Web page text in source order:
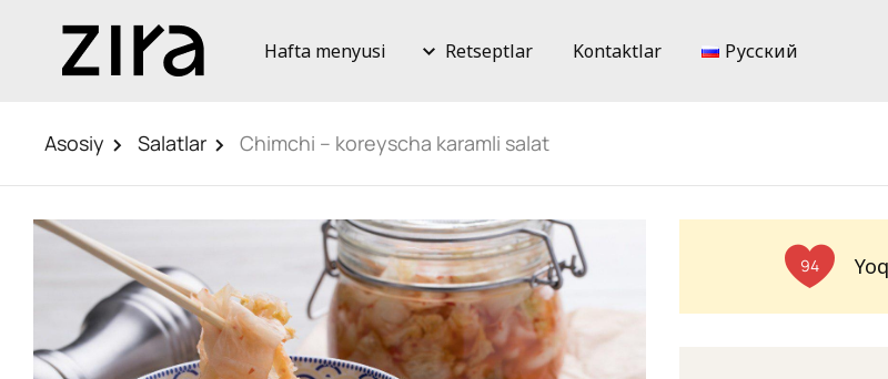
Hafta menyusi Retseptlar Kontaktlar Русский
Asosiy Salatlar Chimchi – koreyscha karamli salat
94